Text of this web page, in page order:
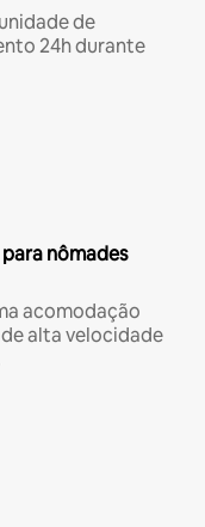
de
24h durante
nômades
acomodação
alta velocidade